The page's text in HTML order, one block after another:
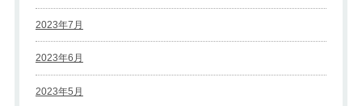
2023年7月
2023年6月
2023年5月